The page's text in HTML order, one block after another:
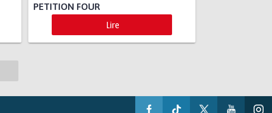
PETITION FOUR
Lire